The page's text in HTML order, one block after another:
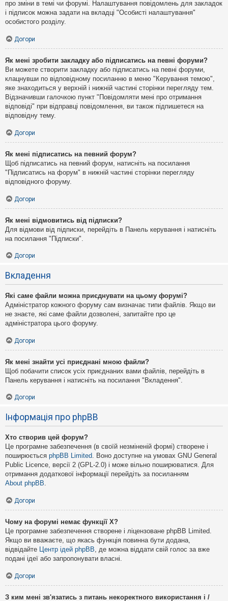
про зміни в темі чи форумі. Налаштування повідомлень для закладок
і підписок можна задати на вкладці "Особисті налаштування"
особистого розділу.
Догори
Як мені зробити закладку або підписатись на певні форуми?
Ви можете створити закладку або підписатись на певні форуми,
клацнувши по відповідному посиланню в меню "Керування темою",
яке знаходиться у верхній і нижній частині сторінки перегляду тем.
Відзначивши галочкою пункт "Повідомляти мені про отримання
відповіді" при відправці повідомлення, ви також підпишетеся на
відповідну тему.
Догори
Як мені підписатись на певний форум?
Щоб підписатись на певний форум, натисніть на посилання
"Підписатись на форум" в нижній частині сторінки перегляду
відповідного форуму.
Догори
Як мені відмовитись від підписки?
Для відмови від підписки, перейдіть в Панель керування і натисніть
на посилання "Підписки".
Догори
Вкладення
Які саме файли можна приєднувати на цьому форумі?
Адміністратор кожного форуму сам визначає типи файлів. Якщо ви
не знаєте, які саме файли дозволені, запитайте про це
адміністратора цього форуму.
Догори
Як мені знайти усі приєднані мною файли?
Щоб побачити список усіх приєднаних вами файлів, перейдіть в
Панель керування і натисніть на посилання "Вкладення".
Догори
Інформація про phpBB
Хто створив цей форум?
Це програмне забезпечення (в своїй незміненій формі) створене і
поширюється phpBB Limited. Воно доступне на умовах GNU General
Public Licence, версії 2 (GPL-2.0) і може вільно поширюватися. Для
отримання додаткової інформації перейдіть за посиланням
About phpBB.
Догори
Чому на форумі немає функції X?
Це програмне забезпечення створене і ліцензоване phpBB Limited.
Якщо ви вважаєте, що якась функція повинна бути додана,
відвідайте Центр ідей phpBB, де можна віддати свій голос за вже
подані ідеї або запропонувати власні.
Догори
З ким мені зв'язатись з питань некоректного використання і /